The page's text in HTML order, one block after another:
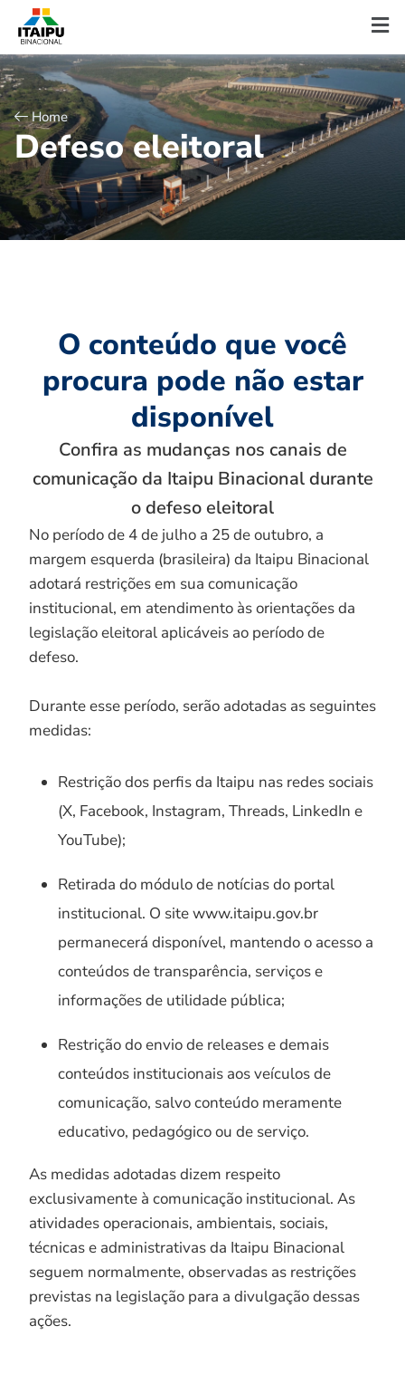
Home
Defeso eleitoral
O conteúdo que você
procura pode não estar
disponível
Confira as mudanças nos canais de
comunicação da Itaipu Binacional durante
o defeso eleitoral
No período de 4 de julho a 25 de outubro, a
margem esquerda (brasileira) da Itaipu Binacional
adotará restrições em sua comunicação
institucional, em atendimento às orientações da
legislação eleitoral aplicáveis ao período de
defeso.
Durante esse período, serão adotadas as seguintes
medidas:
Restrição dos perfis da Itaipu nas redes sociais
(X, Facebook, Instagram, Threads, LinkedIn e
YouTube);
Retirada do módulo de notícias do portal
institucional. O site www.itaipu.gov.br
permanecerá disponível, mantendo o acesso a
conteúdos de transparência, serviços e
informações de utilidade pública;
Restrição do envio de releases e demais
conteúdos institucionais aos veículos de
comunicação, salvo conteúdo meramente
educativo, pedagógico ou de serviço.
As medidas adotadas dizem respeito
exclusivamente à comunicação institucional. As
atividades operacionais, ambientais, sociais,
técnicas e administrativas da Itaipu Binacional
seguem normalmente, observadas as restrições
previstas na legislação para a divulgação dessas
ações.